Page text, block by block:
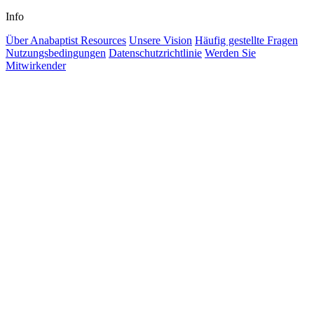
Info
Über Anabaptist Resources Unsere Vision Häufig gestellte Fragen
Nutzungsbedingungen Datenschutzrichtlinie Werden Sie
Mitwirkender